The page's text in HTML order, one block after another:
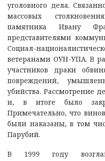
уголовного дела.
массовых
памятника Ивану
представителями
Социал-
ветеранами ОУН-УПА. В
участников драки
повреждений,
убийства. Рассмотрение
и, в итоге было
Примечательно, что
были наказаны, в том
Парубий.
В 1999 году